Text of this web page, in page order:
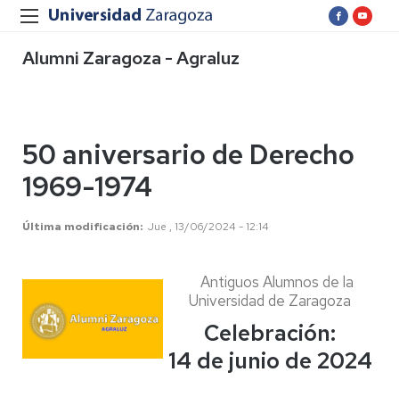
Alumni Zaragoza - Agraluz
50 aniversario de Derecho
1969-1974
Última modificación Jue , 13/06/2024 - 12:14
Antiguos Alumnos de la
Universidad de Zaragoza
Celebración:
14 de junio de 2024